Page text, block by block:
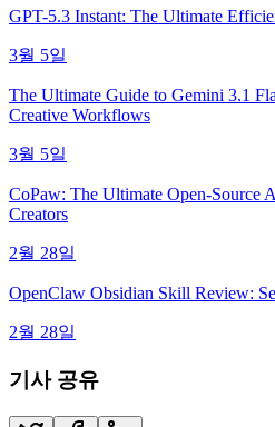
GPT-5.3 Instant: The Ultimate
3월 5일
The Ultimate Guide to Gemini 3.1
Creative Workflows
3월 5일
CoPaw: The Ultimate Open-Source
Creators
2월 28일
OpenClaw Obsidian Skill Review:
2월 28일
기사 공유